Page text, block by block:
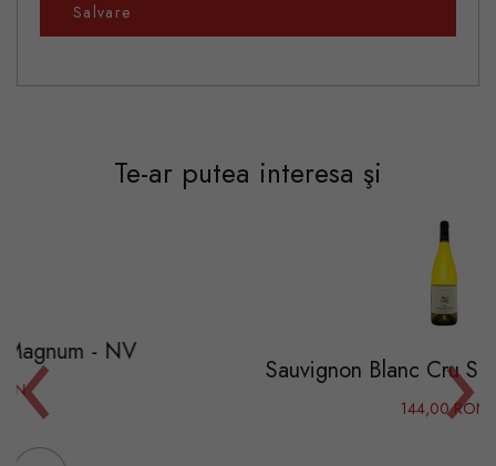
Salvare
Te-ar putea interesa şi
Sauvignon Blanc Cru Selection - 2022
‹ ›